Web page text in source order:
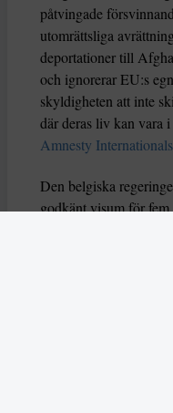
påtvingade
utomrättsliga
deportationer till
och ignorerar EU:s
skyldigheten att inte
där deras liv kan vara i
Amnesty
Den belgiska
godkänt visum för